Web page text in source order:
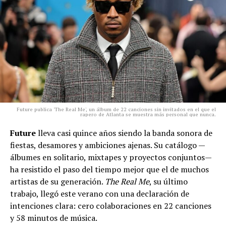
Future publica 'The Real Me', un álbum de 22 canciones sin invitados en el que el
rapero de Atlanta se muestra más personal que nunca.
Futurelleva casi quince años siendo la banda sonora de
fiestas, desamores y ambiciones ajenas. Su catálogo —
álbumes en solitario, mixtapes y proyectos conjuntos—
ha resistido el paso del tiempo mejor que el de muchos
artistas de su generación. The Real Me, su último
trabajo, llegó este verano con una declaración de
intenciones clara: cero colaboraciones en 22 canciones
y 58 minutos de música.